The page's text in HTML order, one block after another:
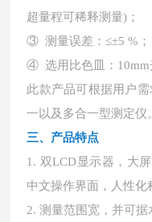
超量程可稀释测量)；
③ 测量误差：≤±5 %；
④ 选用比色皿：10mm
此款产品可根据用户
一以及多合一型测定仪
三、产品特点
1. 双LCD显示器，大
中文操作界面，人性化
2. 测量范围宽，并可据